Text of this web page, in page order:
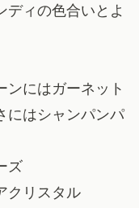
ディの色合いとよ
ンにはガーネット
にはシャンパンパ
ズ
クリスタル